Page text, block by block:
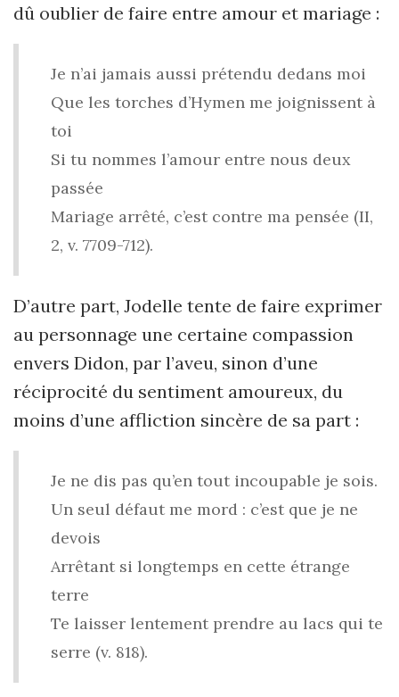
dû oublier de faire entre amour et mariage :
Je n’ai jamais aussi prétendu dedans moi
Que les torches d’Hymen me joignissent à
toi
Si tu nommes l’amour entre nous deux
passée
Mariage arrêté, c’est contre ma pensée (II,
2, v. 7709-712).
D’autre part, Jodelle tente de faire exprimer
au personnage une certaine compassion
envers Didon, par l’aveu, sinon d’une
réciprocité du sentiment amoureux, du
moins d’une affliction sincère de sa part :
Je ne dis pas qu’en tout incoupable je sois.
Un seul défaut me mord : c’est que je ne
devois
Arrêtant si longtemps en cette étrange
terre
Te laisser lentement prendre au lacs qui te
serre (v. 818).